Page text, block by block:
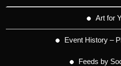
Art for
Event History –
Feeds by